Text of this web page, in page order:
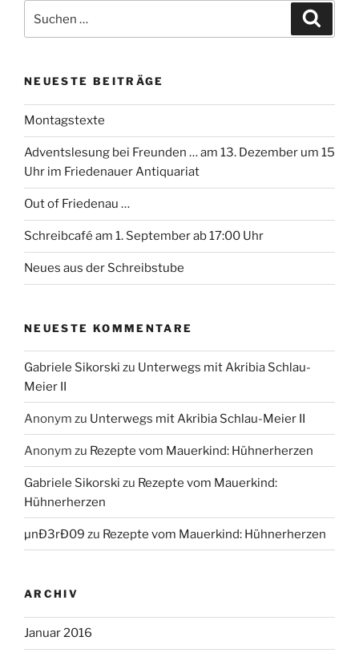
nach:
NEUESTE BEITRÄGE
Montagstexte
Adventslesung bei Freunden … am 13. Dezember um 15
Uhr im Friedenauer Antiquariat
Out of Friedenau …
Schreibcafé am 1. September ab 17:00 Uhr
Neues aus der Schreibstube
NEUESTE KOMMENTARE
Gabriele Sikorski zu Unterwegs mit Akribia Schlau-
Meier II
Anonym zu Unterwegs mit Akribia Schlau-Meier II
Anonym zu Rezepte vom Mauerkind: Hühnerherzen
Gabriele Sikorski zu Rezepte vom Mauerkind:
Hühnerherzen
µnÐ3rÐ09 zu Rezepte vom Mauerkind: Hühnerherzen
ARCHIV
Januar 2016